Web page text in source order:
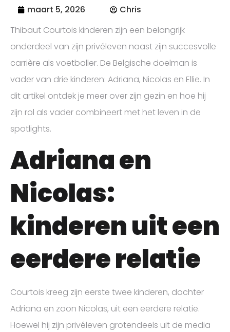
maart 5, 2026
Chris
Thibaut Courtois kinderen zijn een belangrijk
onderdeel van zijn privéleven naast zijn succesvolle
carrière als voetballer. De Belgische doelman is
vader van drie kinderen: Adriana, Nicolas en Ellie. In
dit artikel ontdek je meer over zijn gezin en hoe hij
zijn rol als vader combineert met het leven in de
spotlights.
Adriana en
Nicolas:
kinderen uit een
eerdere relatie
Courtois kreeg zijn eerste twee kinderen, dochter
Adriana en zoon Nicolas, uit een eerdere relatie.
Hoewel hij zijn privéleven grotendeels uit de media